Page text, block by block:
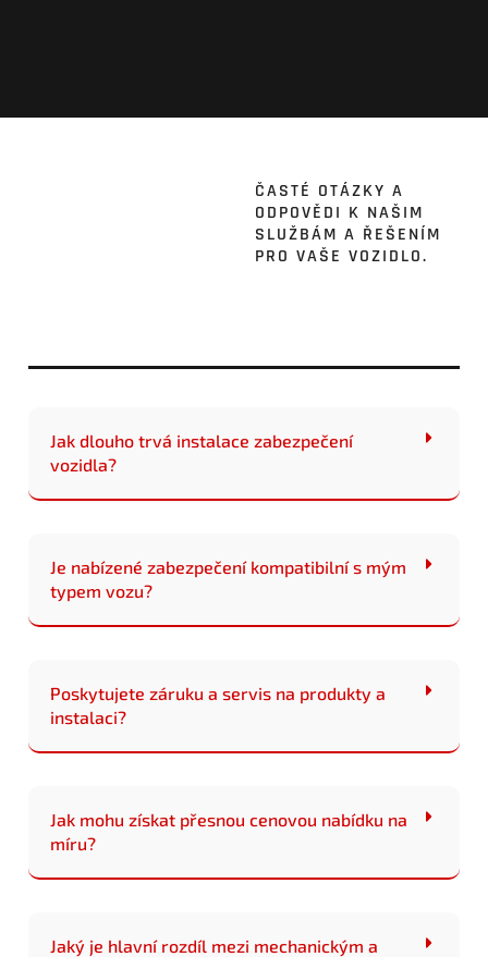
ČASTÉ OTÁZKY A
ODPOVĚDI K NAŠIM
SLUŽBÁM A ŘEŠENÍM
PRO VAŠE VOZIDLO.
Jak dlouho trvá instalace zabezpečení
vozidla?
Je nabízené zabezpečení kompatibilní s mým
typem vozu?
Poskytujete záruku a servis na produkty a
instalaci?
Jak mohu získat přesnou cenovou nabídku na
míru?
Jaký je hlavní rozdíl mezi mechanickým a